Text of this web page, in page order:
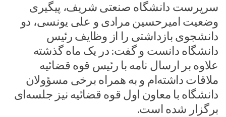
سرپرست دانشگاه صنعتی شریف، پیگیری
وضعیت امیرحسین مرادی و علی یونسی، دو
دانشجوی بازداشتی را از وظایف رئیس
دانشگاه دانست و گفت: در یک ماه گذشته
علاوه بر ارسال نامه با رئیس قوه قضائیه
ملاقات داشته‌ام و به همراه برخی مسؤولان
دانشگاه با معاون اول قوه قضائیه نیز جلسه‌ای
برگزار شده است.